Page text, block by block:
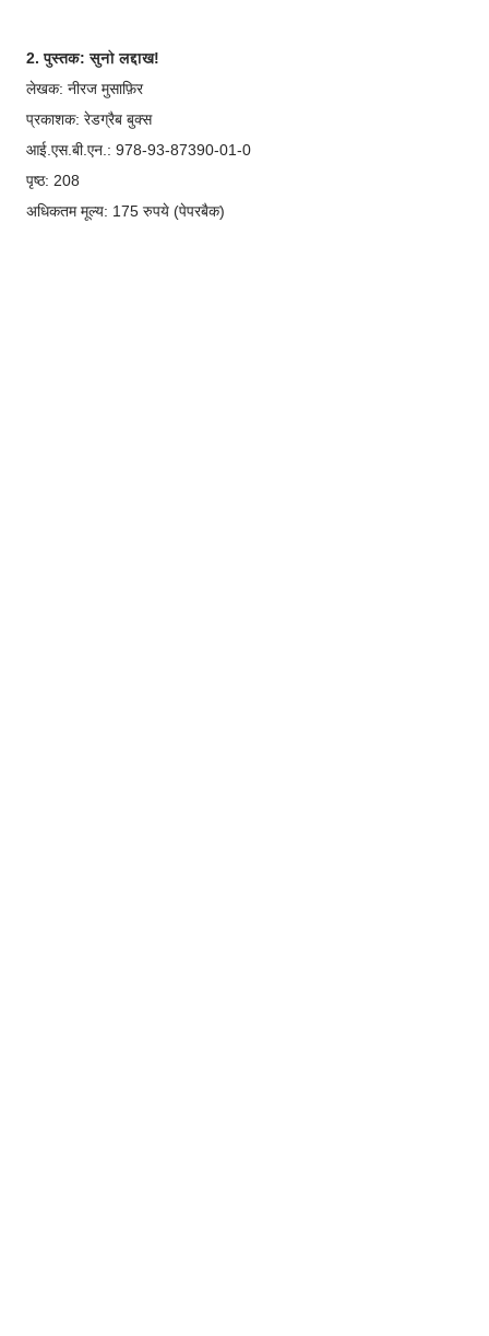
2. पुस्तक: सुनो लद्दाख!
लेखक: नीरज मुसाफ़िर
प्रकाशक: रेडग्रैब बुक्स
आई.एस.बी.एन.: 978-93-87390-01-0
पृष्ठ: 208
अधिकतम मूल्य: 175 रुपये (पेपरबैक)